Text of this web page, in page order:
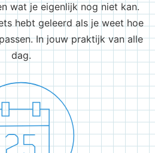
wat je eigenlijk nog niet kan.
hebt geleerd als je weet hoe
In jouw praktijk van alle
dag.